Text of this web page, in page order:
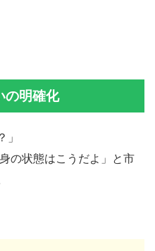
明確化
の状態はこうだよ」と市